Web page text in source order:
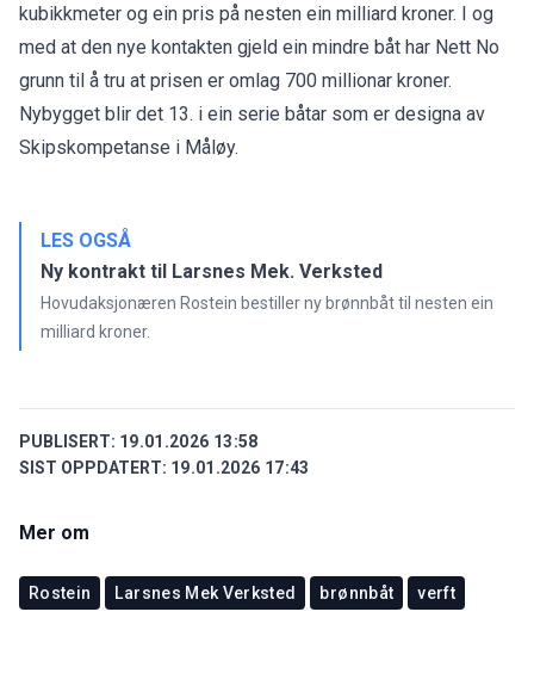
kubikkmeter og ein pris på nesten ein milliard kroner. I og
med at den nye kontakten gjeld ein mindre båt har Nett No
grunn til å tru at prisen er omlag 700 millionar kroner.
Nybygget blir det 13. i ein serie båtar som er designa av
Skipskompetanse i Måløy.
LES OGSÅ
Ny kontrakt til Larsnes Mek. Verksted
Hovudaksjonæren Rostein bestiller ny brønnbåt til nesten ein
milliard kroner.
PUBLISERT: 19.01.2026 13:58
SIST OPPDATERT: 19.01.2026 17:43
Mer om
Rostein Larsnes Mek Verksted brønnbåt verft